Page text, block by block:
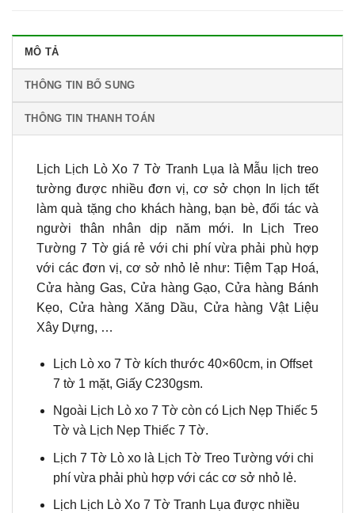
MÔ TẢ
THÔNG TIN BỔ SUNG
THÔNG TIN THANH TOÁN
Lịch Lịch Lò Xo 7 Tờ Tranh Lụa là Mẫu lịch treo
tường được nhiều đơn vị, cơ sở chọn In lịch tết
làm quà tặng cho khách hàng, bạn bè, đối tác và
người thân nhân dịp năm mới. In Lịch Treo
Tường 7 Tờ giá rẻ với chi phí vừa phải phù hợp
với các đơn vị, cơ sở nhỏ lẻ như: Tiệm Tạp Hoá,
Cửa hàng Gas, Cửa hàng Gạo, Cửa hàng Bánh
Kẹo, Cửa hàng Xăng Dầu, Cửa hàng Vật Liệu
Xây Dựng, …
Lịch Lò xo 7 Tờ kích thước 40×60cm, in Offset
7 tờ 1 mặt, Giấy C230gsm.
Ngoài Lịch Lò xo 7 Tờ còn có Lịch Nẹp Thiếc 5
Tờ và Lịch Nẹp Thiếc 7 Tờ.
Lịch 7 Tờ Lò xo là Lịch Tờ Treo Tường với chi
phí vừa phải phù hợp với các cơ sở nhỏ lẻ.
Lịch Lịch Lò Xo 7 Tờ Tranh Lụa được nhiều